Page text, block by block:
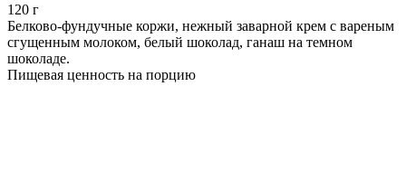
120 г
Белково-фундучные коржи, нежный заварной крем с вареным
сгущенным молоком, белый шоколад, ганаш на темном
шоколаде.
Пищевая ценность на порцию